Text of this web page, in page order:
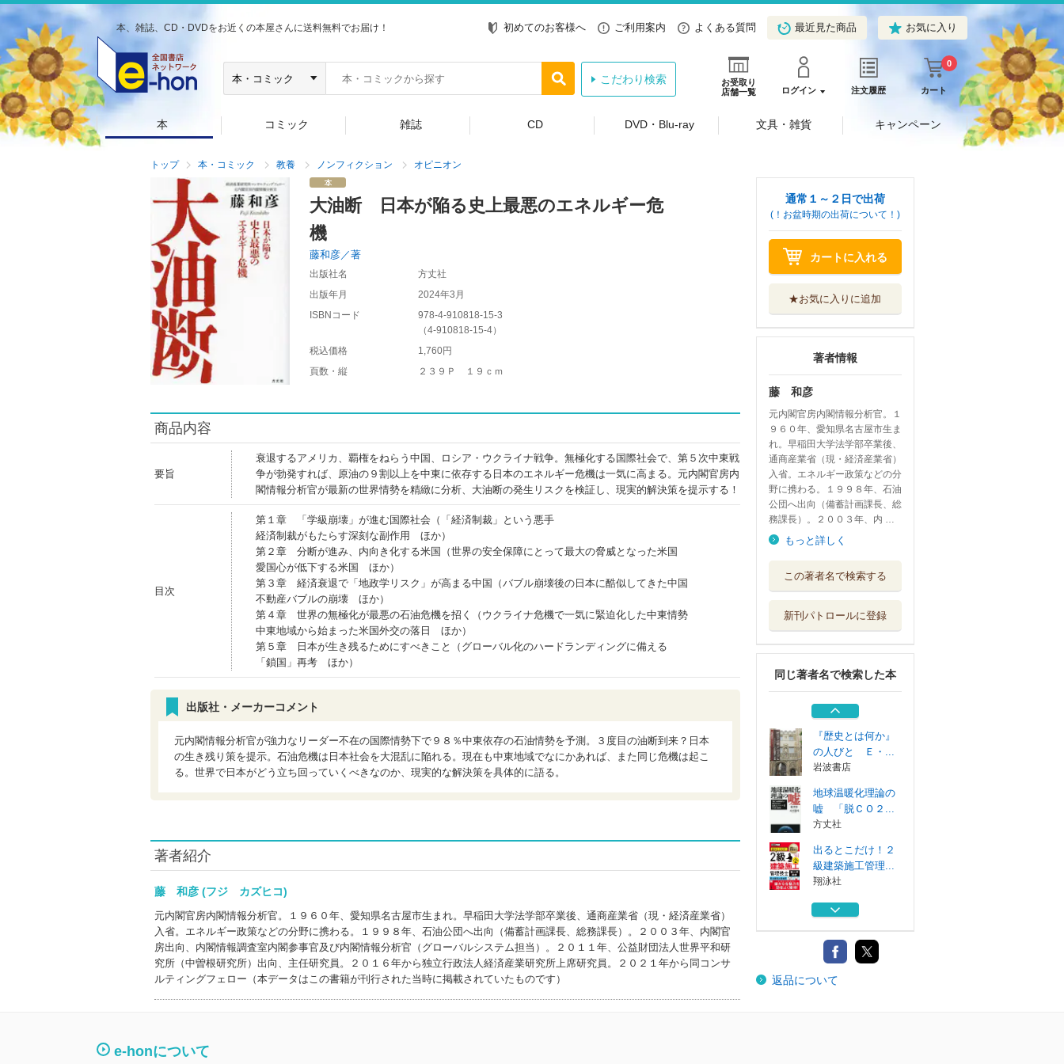
本、雑誌、CD・DVDをお近くの本屋さんに送料無料でお届け！ 初めてのお客様へ ご利用案内 よくある質問 最近見た商品 お気に入り
お受取り
店舗一覧
ログイン 注文履歴 カート
0
こだわり検索
本 コミック 雑誌 CD DVD・Blu-ray 文具・雑貨 キャンペーン
トップ 本・コミック 教養 ノンフィクション オピニオン
大油断 日本が陥る史上最悪のエネルギー危
機
藤和彦／著
出版社名
方丈社
出版年月
2024年3月
ISBNコード
978-4-910818-15-3
（4-910818-15-4）
税込価格
1,760円
頁数・縦
２３９Ｐ １９ｃｍ
商品内容
要旨
衰退するアメリカ、覇権をねらう中国、ロシア・ウクライナ戦争。無極化する国際社会で、第５次中東戦
争が勃発すれば、原油の９割以上を中東に依存する日本のエネルギー危機は一気に高まる。元内閣官房内
閣情報分析官が最新の世界情勢を精緻に分析、大油断の発生リスクを検証し、現実的解決策を提示する！
目次
第１章 「学級崩壊」が進む国際社会（「経済制裁」という悪手
経済制裁がもたらす深刻な副作用 ほか）
第２章 分断が進み、内向き化する米国（世界の安全保障にとって最大の脅威となった米国
愛国心が低下する米国 ほか）
第３章 経済衰退で「地政学リスク」が高まる中国（バブル崩壊後の日本に酷似してきた中国
不動産バブルの崩壊 ほか）
第４章 世界の無極化が最悪の石油危機を招く（ウクライナ危機で一気に緊迫化した中東情勢
中東地域から始まった米国外交の落日 ほか）
第５章 日本が生き残るためにすべきこと（グローバル化のハードランディングに備える
「鎖国」再考 ほか）
出版社・メーカーコメント
元内閣情報分析官が強力なリーダー不在の国際情勢下で９８％中東依存の石油情勢を予測。３度目の油断到来？日本
の生き残り策を提示。石油危機は日本社会を大混乱に陥れる。現在も中東地域でなにかあれば、また同じ危機は起こ
る。世界で日本がどう立ち回っていくべきなのか、現実的な解決策を具体的に語る。
著者紹介
藤 和彦 (フジ カズヒコ)
元内閣官房内閣情報分析官。１９６０年、愛知県名古屋市生まれ。早稲田大学法学部卒業後、通商産業省（現・経済産業省）
入省。エネルギー政策などの分野に携わる。１９９８年、石油公団へ出向（備蓄計画課長、総務課長）。２００３年、内閣官
房出向、内閣情報調査室内閣参事官及び内閣情報分析官（グローバルシステム担当）。２０１１年、公益財団法人世界平和研
究所（中曽根研究所）出向、主任研究員。２０１６年から独立行政法人経済産業研究所上席研究員。２０２１年から同コンサ
ルティングフェロー（本データはこの書籍が刊行された当時に掲載されていたものです）
通常１～２日で出荷
(！お盆時期の出荷について！)
カートに入れる
★お気に入りに追加
著者情報
藤 和彦
元内閣官房内閣情報分析官。１
９６０年、愛知県名古屋市生ま
れ。早稲田大学法学部卒業後、
通商産業省（現・経済産業省）
入省。エネルギー政策などの分
野に携わる。１９９８年、石油
公団へ出向（備蓄計画課長、総
務課長）。２００３年、内 …
もっと詳しく
この著者名で検索する
新刊パトロールに登録
同じ著者名で検索した本
級建築施工管理...
南海トラフＭ９地
南北朝遺文 関東
編第４巻
東京堂出版 〔...
『歴史とは何か』
の人びと Ｅ・...
岩波書店
地球温暖化理論の
嘘 「脱ＣＯ２...
方丈社
出るとこだけ！２
級建築施工管理...
翔泳社
南海トラフＭ９地
南北朝遺文 関東
編第４巻
返品について
e-honについて